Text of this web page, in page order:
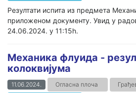
Резултати испита из предмета
приложеном документу. Увид у
24.06.2024. у 11:15h.
Механика флуида -
колоквијума
11.06.2024. Огласна плоча